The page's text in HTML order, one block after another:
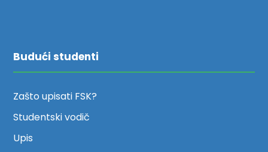
Budući studenti
Zašto upisati FSK?
Studentski vodič
Upis